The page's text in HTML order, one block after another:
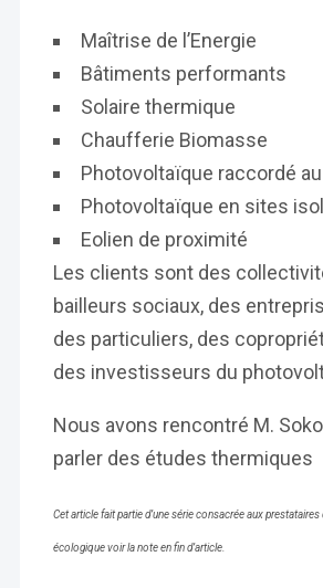
Maîtrise de l’Energie
Bâtiments performants
Solaire thermique
Chaufferie Biomasse
Photovoltaïque raccordé
Photovoltaïque en sites
Eolien de proximité
Les clients sont des
bailleurs sociaux, des
des particuliers, des
des investisseurs du
Nous avons rencontré M.
parler des études thermiques
Cet article fait partie d’une série consacrée aux
écologique voir la note en fin d’article.